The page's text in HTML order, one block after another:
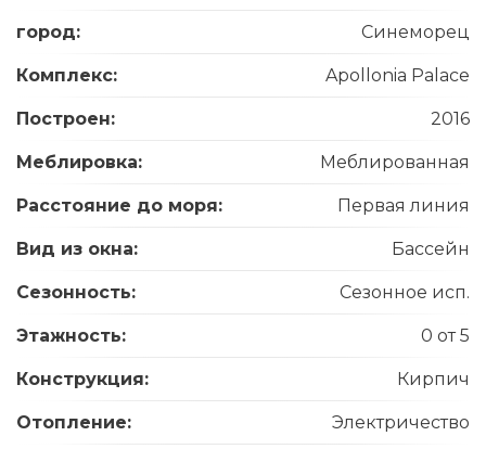
город: Синеморец
Комплекс: Apollonia Palace
Построен: 2016
Меблировка: Меблированная
Расстояние до моря: Первая линия
Вид из окна: Бассейн
Сезонность: Сезонное исп.
Этажность: 0 от 5
Конструкция: Кирпич
Отопление: Электричество